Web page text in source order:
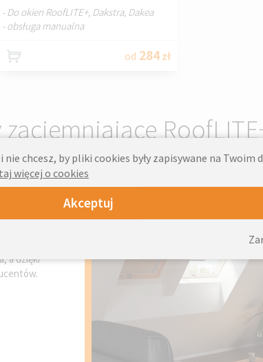
- Do okien RoofLITE+, Dakstra, Dakea
- obsługa manualna
od 284 zł
światła,
a dzięki
chcesz, by pliki cookies były zapisywane na Twoim
więcej o cookies
Akceptuj